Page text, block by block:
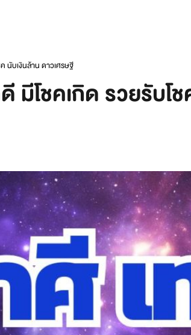
นับเงินล้าน ดาวเศรษฐี
มีโชคเกิด รวยรับ